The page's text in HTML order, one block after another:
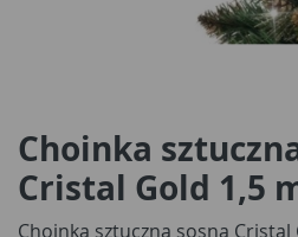
Choinka
Cristal Gold 1,5
Choinka sztuczna sosna Cristal